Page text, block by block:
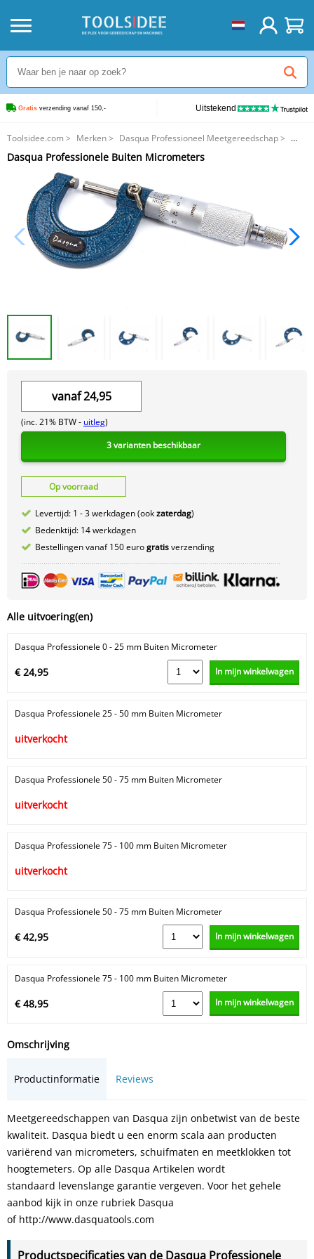
Gratis verzending vanaf 150,- Uitstekend
Toolsidee.com > Merken> Dasqua Professioneel Meetgereedschap>
Dasqua Professionele Buiten Micrometers
Dasqua Professionele Buiten Micrometers
vanaf24,95
(inc. 21% BTW - uitleg)
3 varianten beschikbaar
Op voorraad
Levertijd: 1 - 3 werkdagen (ookzaterdag)
Bedenktijd: 14 werkdagen
Bestellingen vanaf 150 eurogratisverzending
Alle uitvoering(en)
Dasqua Professionele 0 - 25 mm Buiten Micrometer
€ 24,95 In mijn winkelwagen
Dasqua Professionele 25 - 50 mm Buiten Micrometer
uitverkocht
Dasqua Professionele 50 - 75 mm Buiten Micrometer
uitverkocht
Dasqua Professionele 75 - 100 mm Buiten Micrometer
uitverkocht
Dasqua Professionele 50 - 75 mm Buiten Micrometer
€ 42,95 In mijn winkelwagen
Dasqua Professionele 75 - 100 mm Buiten Micrometer
€ 48,95 In mijn winkelwagen
Omschrijving
Productinformatie Reviews
Meetgereedschappen van Dasqua zijn onbetwist van de beste
kwaliteit. Dasqua biedt u een enorm scala aan producten
variërend van micrometers, schuifmaten en meetklokken tot
hoogtemeters. Op alle Dasqua Artikelen wordt
standaard levenslange garantie vergeven. Voor het gehele
aanbod kijk in onze rubriek Dasqua
of http://www.dasquatools.com
Productspecificaties van de Dasqua Professionele